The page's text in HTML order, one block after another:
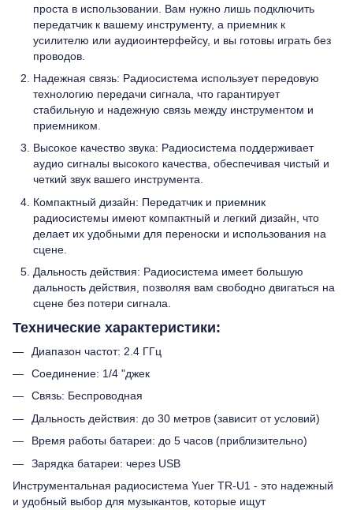
проста в использовании. Вам нужно лишь подключить
передатчик к вашему инструменту, а приемник к
усилителю или аудиоинтерфейсу, и вы готовы играть без
проводов.
Надежная связь: Радиосистема использует передовую
технологию передачи сигнала, что гарантирует
стабильную и надежную связь между инструментом и
приемником.
Высокое качество звука: Радиосистема поддерживает
аудио сигналы высокого качества, обеспечивая чистый и
четкий звук вашего инструмента.
Компактный дизайн: Передатчик и приемник
радиосистемы имеют компактный и легкий дизайн, что
делает их удобными для переноски и использования на
сцене.
Дальность действия: Радиосистема имеет большую
дальность действия, позволяя вам свободно двигаться на
сцене без потери сигнала.
Технические характеристики:
Диапазон частот: 2.4 ГГц
Соединение: 1/4 "джек
Связь: Беспроводная
Дальность действия: до 30 метров (зависит от условий)
Время работы батареи: до 5 часов (приблизительно)
Зарядка батареи: через USB
Инструментальная радиосистема Yuer TR-U1 - это надежный
и удобный выбор для музыкантов, которые ищут